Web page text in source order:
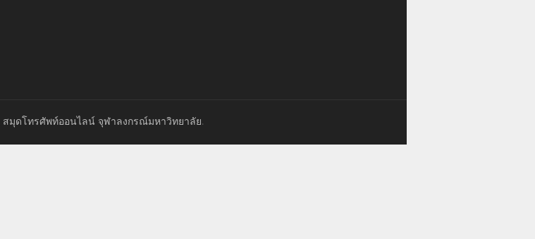
สมุดโทรศัพท์ออนไลน์ จุฬาลงกรณ์มหาวิทยาลัย.